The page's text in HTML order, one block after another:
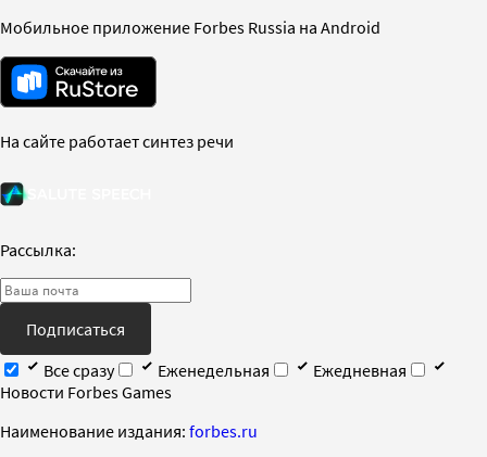
Мобильное приложение Forbes Russia на Android
На сайте работает синтез речи
Рассылка:
Подписаться
Все сразу
Еженедельная
Ежедневная
Новости Forbes Games
Наименование издания: forbes.ru